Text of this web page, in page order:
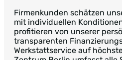
Firmenkunden schätzen
mit individuellen
profitieren von unserer
transparenten
Werkstattservice auf